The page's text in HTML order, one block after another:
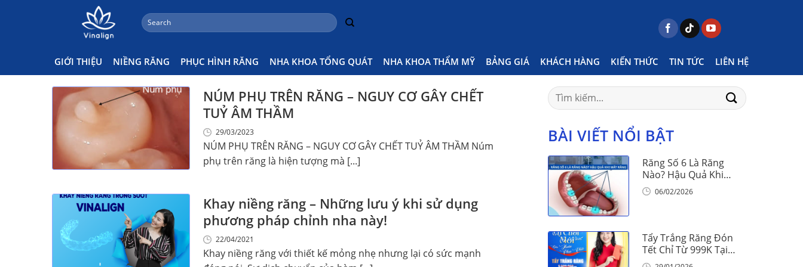
Search
for:
GIỚI THIỆU NIỀNG RĂNG PHỤC HÌNH RĂNG NHA KHOA TỔNG QUÁT NHA KHOA THẨM MỸ BẢNG GIÁ KHÁCH HÀNG KIẾN THỨC TIN TỨC LIÊN HỆ
Nên Niềng Răng Ở Đâu Posts tagged "Nên niềng răng ở đâu"
NÚM PHỤ TRÊN RĂNG – NGUY CƠ GÂY CHẾT
TUỶ ÂM THẦM
29/03/2023
NÚM PHỤ TRÊN RĂNG – NGUY CƠ GÂY CHẾT TUỶ ÂM THẦM Núm
phụ trên răng là hiện tượng mà [...]
Khay niềng răng – Những lưu ý khi sử dụng
phương pháp chỉnh nha này!
22/04/2021
Khay niềng răng với thiết kế mỏng nhẹ nhưng lại có sức mạnh
Search
for:
BÀI VIẾT NỔI BẬT
Răng Số 6 Là Răng
Nào? Hậu Quả Khi
Mất Răng Số 6
06/02/2026
Tẩy Trắng Răng Đón
Tết Chỉ Từ 999K Tại
Nha Khoa Vinalign